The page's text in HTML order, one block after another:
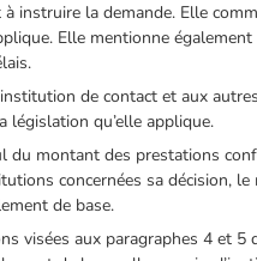
instruire la demande. Elle
Elle mentionne
de contact et aux
législation qu’elle applique.
du montant des prestations
concernées sa décision,
de base.
aux paragraphes 4 et 5